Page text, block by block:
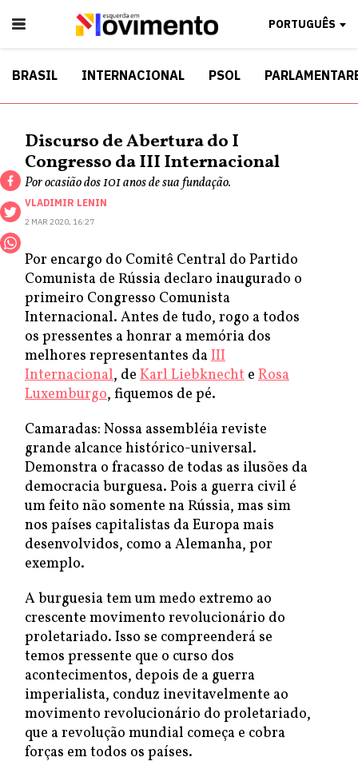
PORTUGUÊS
BRASIL INTERNACIONAL PSOL
Discurso de Abertura do I
Congresso da III Internacional
Por ocasião dos 101 anos de sua fundação.
VLADIMIR LENIN
2 MAR 2020, 16:27
Por encargo do Comitê Central do Partido
Comunista de Rússia declaro inaugurado o
primeiro Congresso Comunista
Internacional. Antes de tudo, rogo a todos
os pressentes a honrar a memória dos
melhores representantes da III
Internacional, de Karl Liebknecht e Rosa
Luxemburgo, fiquemos de pé.
Camaradas: Nossa assembléia reviste
grande alcance histórico-universal.
Demonstra o fracasso de todas as ilusões da
democracia burguesa. Pois a guerra civil é
um feito não somente na Rússia, mas sim
nos países capitalistas da Europa mais
desenvolvidos, como a Alemanha, por
exemplo.
A burguesia tem um medo extremo ao
crescente movimento revolucionário do
proletariado. Isso se compreenderá se
temos pressente que o curso dos
acontecimentos, depois de a guerra
imperialista, conduz inevitavelmente ao
movimento revolucionário do proletariado,
que a revolução mundial começa e cobra
forças em todos os países.